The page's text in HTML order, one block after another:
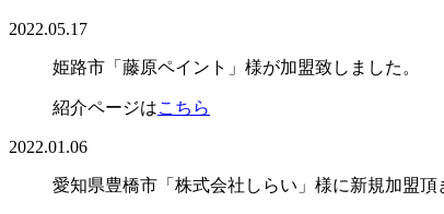
2022.05.17
姫路市「藤原ペイント」様が加盟致しました。
紹介ページはこちら
2022.01.06
愛知県豊橋市「株式会社しらい」様に新規加盟頂